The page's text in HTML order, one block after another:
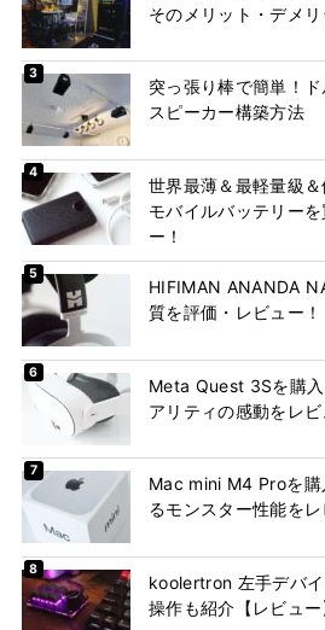
そのメリット・デメリ
突っ張り棒で簡単！
スピーカー構築方法
世界最薄＆最軽量級
モバイルバッテリー
ー！
HIFIMAN ANANDA
質を評価・レビュー！
Meta Quest 3Sを購
アリティの感動をレビ
Mac mini M4 Proを
るモンスター性能をレ
koolertron 左手デバ
操作も紹介【レビュー